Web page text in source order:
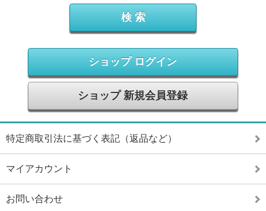
ショップ ログイン
ショップ 新規会員登録
特定商取引法に基づく表記（返品など）
マイアカウント
お問い合わせ